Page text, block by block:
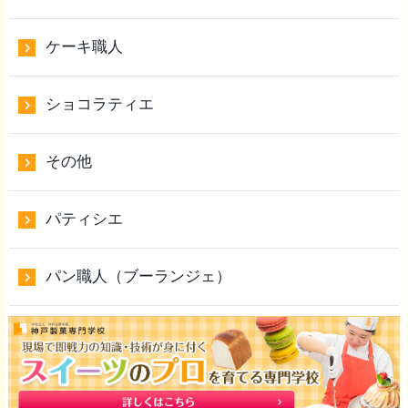
ケーキ職人
ショコラティエ
その他
パティシエ
パン職人（ブーランジェ）
和菓子職人
アーカイブ